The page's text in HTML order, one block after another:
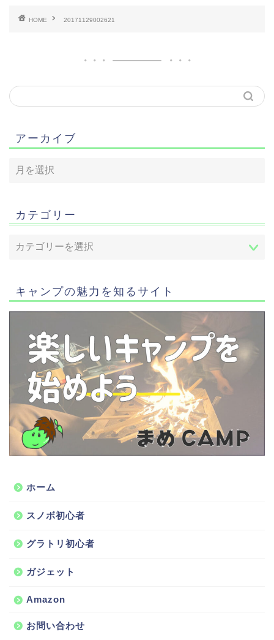
HOME 20171129002621
アーカイブ
カテゴリー
キャンプの魅力を知るサイト
ホーム
スノボ初心者
グラトリ初心者
ガジェット
Amazon
お問い合わせ